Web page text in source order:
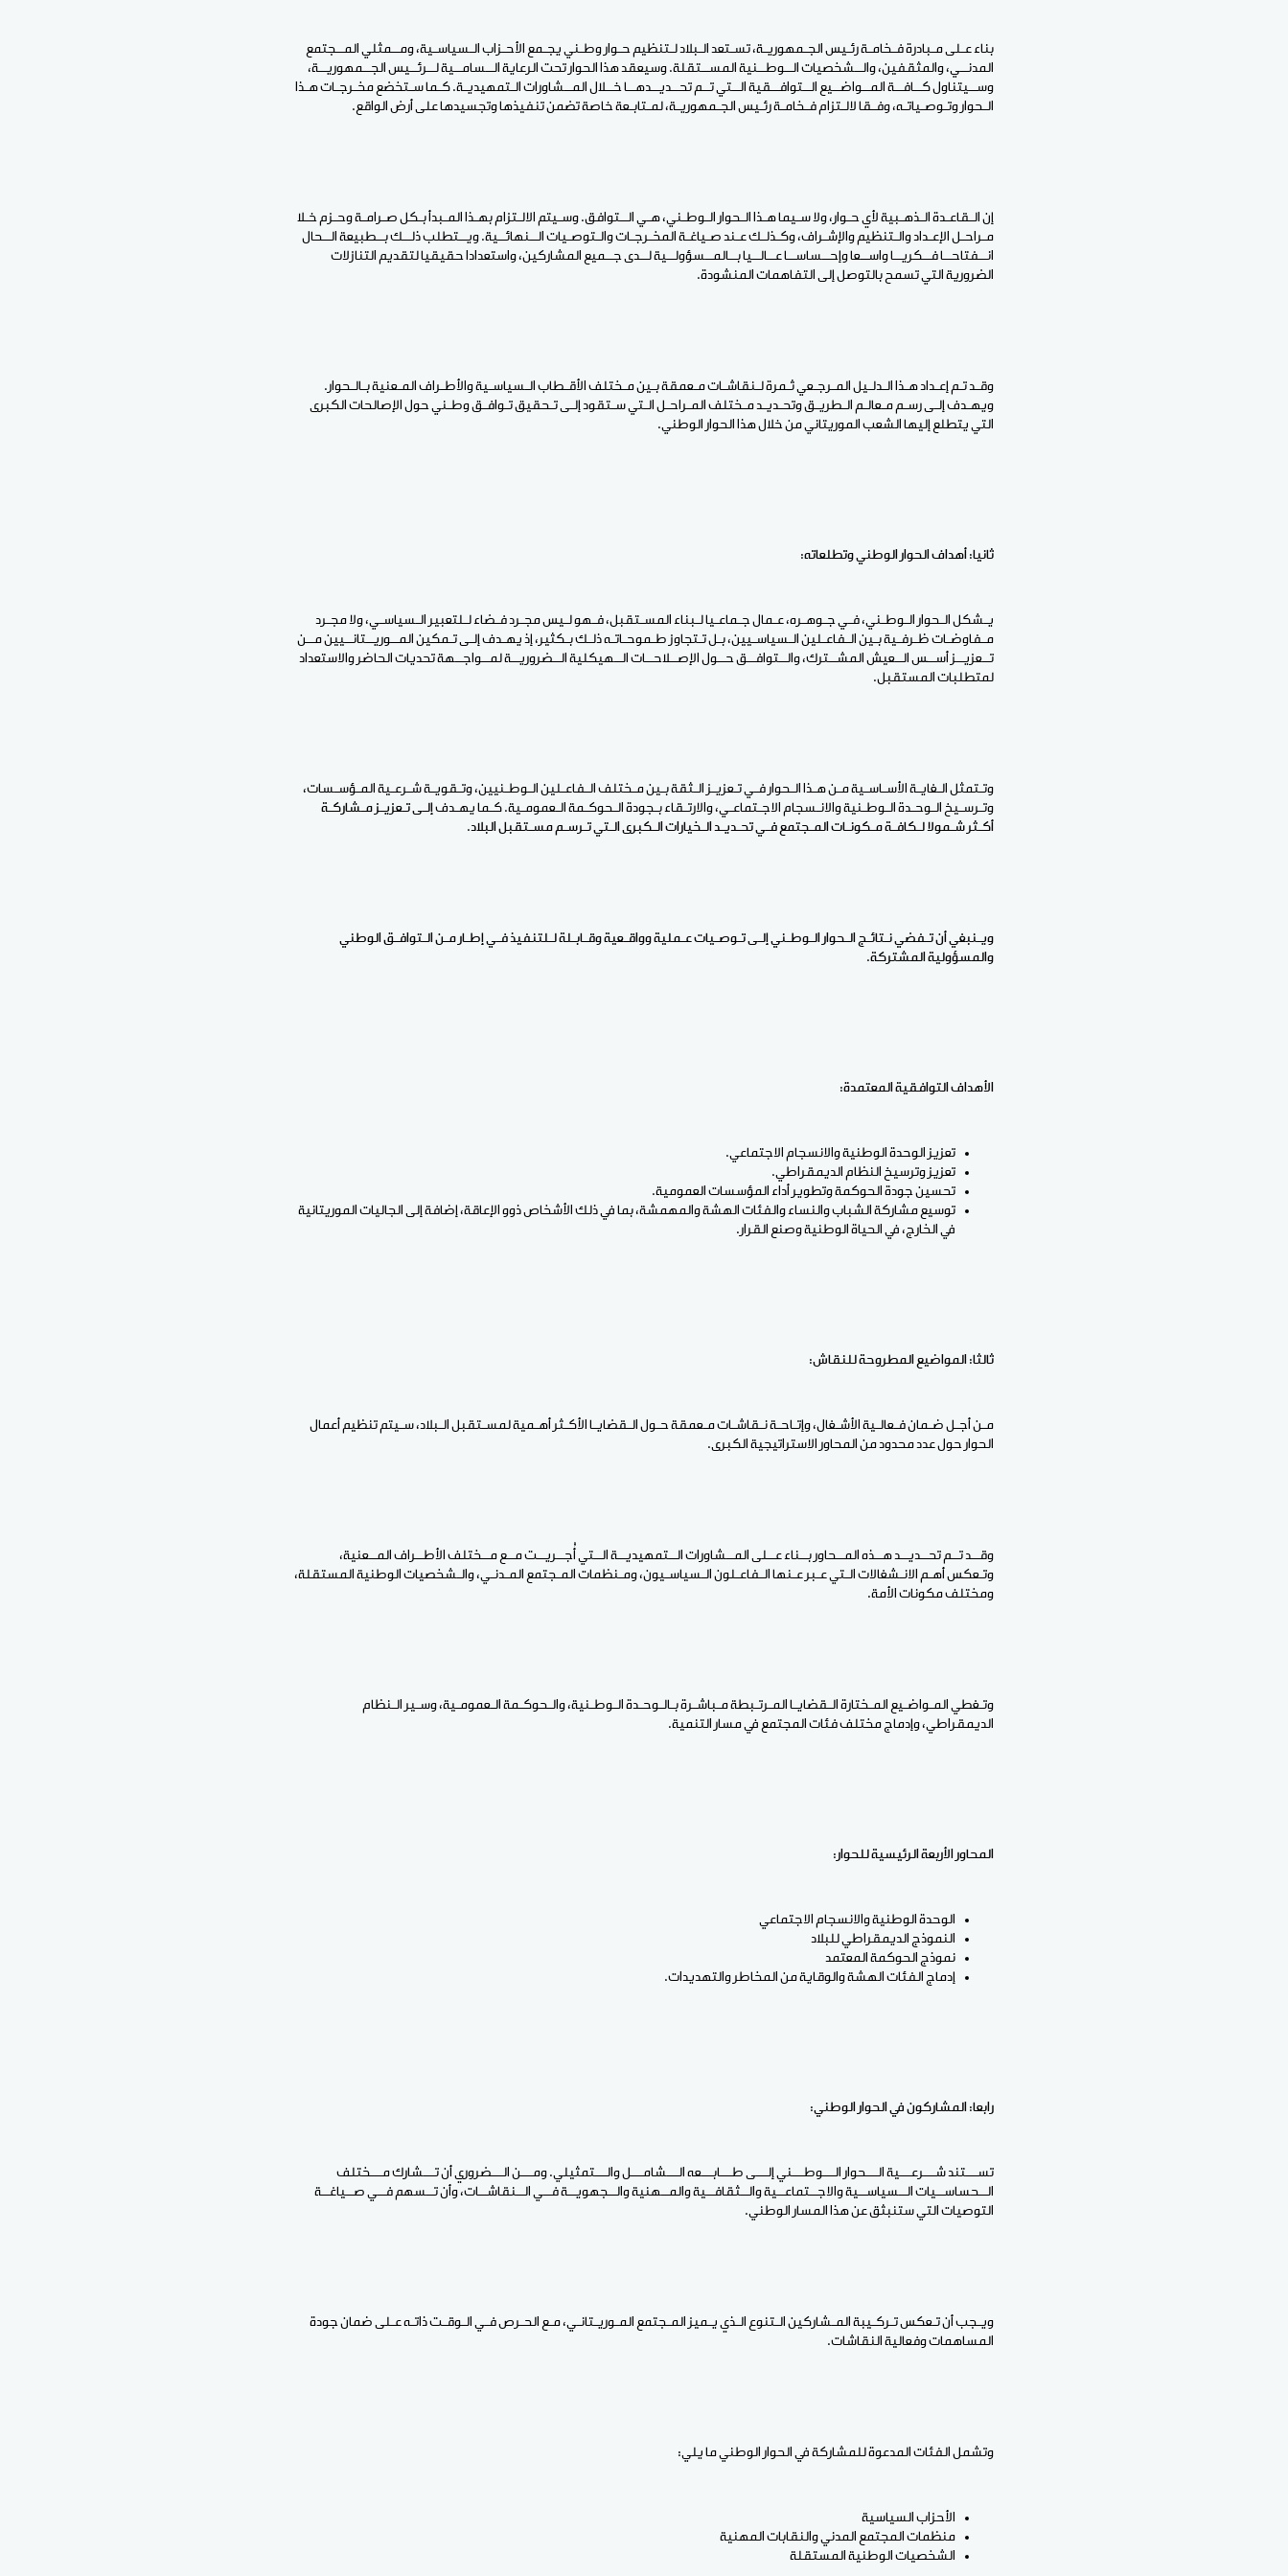
بناء عـلى مـبادرة فـخامـة رئـيس الجـمهوريـة، تسـتعد الـبلاد لـتنظيم حـوار وطـني يجـمع الأحـزاب الـسياسـية، ومــمثلي المــجتمع
المدنــي، والمثقفين، والــشخصيات الــوطــنية المســتقلة. وسيعقد هذا الحوار تحت الرعاية الــسامــية لــرئــيس الجــمهوريــة،
وســيتناول كــافــة المــواضــيع الــتوافــقية الــتي تــم تحــديــدهــا خــلال المــشاورات الـتمهيديـة. كـما سـتخضع مخـرجـات هـذا
الـحوار وتـوصـياتـه، وفـقا لالـتزام فـخامـة رئـيس الجـمهوريـة، لمـتابـعة خاصة تضمن تنفيذها وتجسيدها على أرض الواقع.
إن الـقاعـدة الـذهـبية لأي حـوار، ولا سـيما هـذا الـحوار الـوطـني، هـي الــتوافق. وسـيتم الالـتزام بهـذا المـبدأ بـكل صـرامـة وحـزم خـلا
مـراحـل الإعـداد والـتنظيم والإشـراف، وكـذلـك عـند صـياغـة المخـرجـات والـتوصـيات الــنهائــية. ويــتطلب ذلــك بــطبيعة الــحال
انــفتاحــا فــكريــا واســعا وإحــساســا عــالــيا بــالمــسؤولــية لــدى جــميع المشاركين، واستعدادا حقيقيا لتقديم التنازلات
الضرورية التي تسمح بالتوصل إلى التفاهمات المنشودة.
وقـد تـم إعـداد هـذا الـدلـيل المـرجـعي ثـمرة لـنقاشـات مـعمقة بـين مـختلف الأقـطاب الـسياسـية والأطـراف المـعنية بـالـحوار.
ويهـدف إلـى رسـم مـعالـم الـطريـق وتحـديـد مـختلف المـراحـل الـتي سـتقود إلـى تـحقيق تـوافـق وطـني حول الإصالحات الكبرى
التي يتطلع إليها الشعب الموريتاني من خلال هذا الحوار الوطني.
ثانيا: أهداف الحوار الوطني وتطلعاته:
يـشكل الـحوار الـوطـني، فـي جـوهـره، عـمال جـماعـيا لـبناء المسـتقبل، فـهو لـيس مجـرد فـضاء لـلتعبير الـسياسـي، ولا مجـرد
مـفاوضـات ظـرفـية بـين الـفاعـلين الـسياسـيين، بـل تـتجاوز طـموحـاتـه ذلـك بـكثير، إذ يهـدف إلـى تـمكين المــوريــتانــيين مــن
تــعزيــز أســس الــعيش المشــترك، والــتوافــق حــول الإصــلاحــات الــهيكلية الــضروريــة لمــواجــهة تحديات الحاضر والاستعداد
لمتطلبات المستقبل.
وتـتمثل الـغايـة الأسـاسـية مـن هـذا الـحوار فـي تـعزيـز الـثقة بـين مـختلف الـفاعـلين الـوطـنيين، وتـقويـة شـرعـية المـؤسـسات،
وتـرسـيخ الـوحـدة الـوطـنية والانـسجام الاجـتماعـي، والارتـقاء بـجودة الـحوكـمة الـعمومـية. كـما يهـدف إلـى تـعزيـز مـشاركـة
أكـثر شـمولا لـكافـة مـكونـات المـجتمع فـي تحـديـد الـخيارات الـكبرى الـتي تـرسـم مسـتقبل البلاد.
ويـنبغي أن تـفضي نـتائـج الـحوار الـوطـني إلـى تـوصـيات عـملية وواقـعية وقـابـلة لـلتنفيذ فـي إطـار مـن الـتوافـق الوطني
والمسؤولية المشتركة.
الأهداف التوافقية المعتمدة:
تعزيز الوحدة الوطنية والانسجام الاجتماعي.
تعزيز وترسيخ النظام الديمقراطي.
تحسين جودة الحوكمة وتطوير أداء المؤسسات العمومية.
توسيع مشاركة الشباب والنساء والفئات الهشة والمهمشة، بما في ذلك الأشخاص ذوو الإعاقة، إضافة إلى الجاليات الموريتانية
في الخارج، في الحياة الوطنية وصنع القرار.
ثالثا: المواضيع المطروحة للنقاش:
مـن أجـل ضـمان فـعالـية الأشـغال، وإتـاحـة نـقاشـات مـعمقة حـول الـقضايـا الأكـثر أهـمية لمسـتقبل الـبلاد، سـيتم تنظيم أعمال
الحوار حول عدد محدود من المحاور الاستراتيجية الكبرى.
وقــد تــم تحــديــد هــذه المــحاور بــناء عــلى المــشاورات الــتمهيديــة الــتي أُجــريــت مــع مــختلف الأطــراف المــعنية،
وتـعكس أهـم الانـشغالات الـتي عـبر عـنها الـفاعـلون الـسياسـيون، ومـنظمات المـجتمع المـدنـي، والـشخصيات الوطنية المستقلة،
ومختلف مكونات الأمة.
وتـغطي المـواضـيع المـختارة الـقضايـا المـرتـبطة مـباشـرة بـالـوحـدة الـوطـنية، والـحوكـمة الـعمومـية، وسـير الـنظام
الديمقراطي، وإدماج مختلف فئات المجتمع في مسار التنمية.
المحاور الأربعة الرئيسية للحوار:
الوحدة الوطنية والانسجام الاجتماعي
النموذج الديمقراطي للبلاد
نموذج الحوكمة المعتمد
إدماج الفئات الهشة والوقاية من المخاطر والتهديدات.
رابعا: المشاركون في الحوار الوطني:
تســـتند شـــرعـــية الـــحوار الـــوطـــني إلـــى طـــابـــعه الـــشامـــل والـــتمثيلي. ومـــن الـــضروري أن تـــشارك مـــختلف
الــحساســيات الــسياســية والاجــتماعــية والــثقافــية والمــهنية والــجهويــة فــي الــنقاشــات، وأن تــسهم فــي صــياغــة
التوصيات التي ستنبثق عن هذا المسار الوطني.
ويـجب أن تـعكس تـركـيبة المـشاركين الـتنوع الـذي يـميز المـجتمع المـوريـتانـي، مـع الحـرص فـي الـوقـت ذاتـه عـلى ضمان جودة
المساهمات وفعالية النقاشات.
وتشمل الفئات المدعوة للمشاركة في الحوار الوطني ما يلي:
الأحزاب السياسية
منظمات المجتمع المدني والنقابات المهنية
الشخصيات الوطنية المستقلة